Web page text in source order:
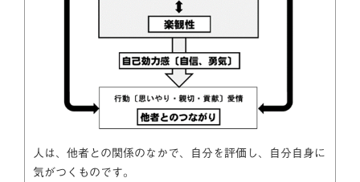
人は、他者との関係のなかで、自分を評価し、自分自身に
気がつくものです。